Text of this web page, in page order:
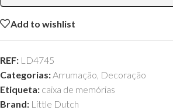
Add to wishlist
REF: LD4745
Categorias:Arrumação, Decoração
Etiqueta: caixa de memórias
Brand: Little Dutch